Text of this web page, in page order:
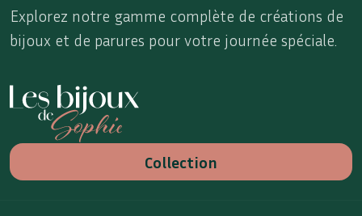
Explorez notre gamme complète de créations de
bijoux et de parures pour votre journée spéciale.
Les Bijoux de Sophie
Collection